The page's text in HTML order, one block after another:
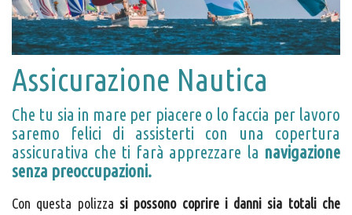
Assicurazione Nautica
Che tu sia in mare per piacere o lo faccia per lavoro
saremo felici di assisterti con una copertura
assicurativa che ti farà apprezzare la navigazione
senza preoccupazioni.
Con questa polizza si possono coprire i danni sia totali che